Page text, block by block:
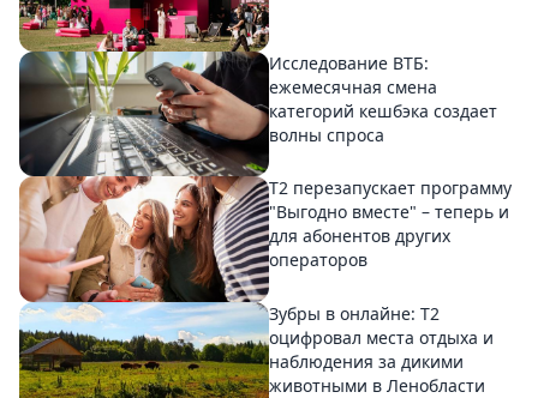
Исследование ВТБ:
ежемесячная смена
категорий кешбэка создает
волны спроса
Т2 перезапускает программу
"Выгодно вместе" – теперь и
для абонентов других
операторов
Зубры в онлайне: Т2
оцифровал места отдыха и
наблюдения за дикими
животными в Ленобласти